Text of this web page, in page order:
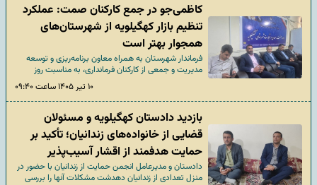
کاظمی‌جو در جمع کارکنان صمت: عملکرد
تنظیم بازار کهگیلویه از شهرستان‌های
همجوار بهتر است
فرماندار شهرستان به همراه معاون برنامه‌ریزی و توسعه
مدیریت و جمعی از کارکنان فرمانداری، به مناسبت روز
صنعت و معدن، با حضور در اداره صنعت، معدن و تجارت
(صمت) این شهرستان، از زحمات کارکنان این مجموعه
تقدیر کرد.
۱۰ تیر ۱۴۰۵ ساعت ۰۹:۴۰
بازدید دادستان کهگیلویه و مسئولان
قضایی از خانواده‌های زندانیان؛ تأکید بر
حمایت هدفمند از اقشار آسیب‌پذیر
دادستان و مدیرعامل انجمن حمایت از زندانیان با حضور در
منزل تعدادی از زندانیان دهدشت مشکلات آنها را بررسی